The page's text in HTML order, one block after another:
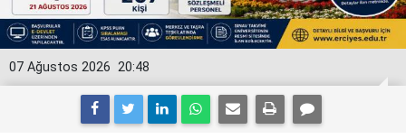
20:48
07 Ağustos 2026